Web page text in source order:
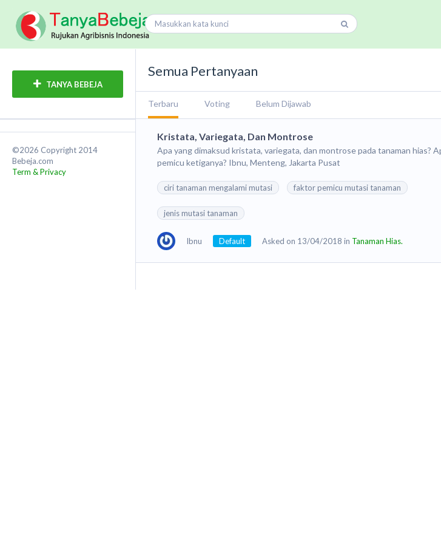
TANYA BEBEJA
©2026 Copyright 2014
Bebeja.com
Term & Privacy
Semua Pertanyaan
Terbaru Voting Belum Dijawab
Kristata, Variegata, Dan Montrose
Apa yang dimaksud kristata, variegata, dan montrose pada tanaman hias?
pemicu ketiganya? Ibnu, Menteng, Jakarta Pusat
ciri tanaman mengalami mutasi faktor pemicu mutasi tanaman
jenis mutasi tanaman
Ibnu Default Asked on 13/04/2018 in Tanaman Hias.